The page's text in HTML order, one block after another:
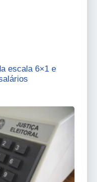
escala 6×1 e